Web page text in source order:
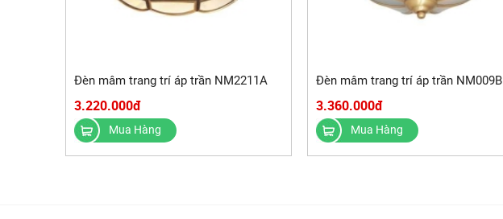
Đèn mâm trang trí áp trần NM2211A
3.220.000đ
Mua Hàng
Đèn mâm trang trí áp trần NM009B
3.360.000đ
Mua Hàng